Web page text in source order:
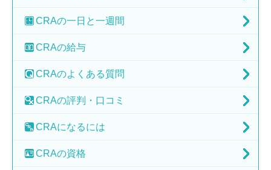
CRAの一日と一週間
CRAの給与
CRAのよくある質問
CRAの評判・口コミ
CRAになるには
CRAの資格